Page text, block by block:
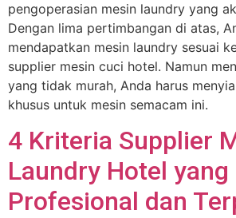
pengoperasian mesin laundry yang
Dengan lima pertimbangan di atas,
mendapatkan mesin laundry sesuai
supplier mesin cuci hotel. Namun
yang tidak murah, Anda harus
khusus untuk mesin semacam ini.
4 Kriteria Supplier
Laundry Hotel yang
Profesional dan